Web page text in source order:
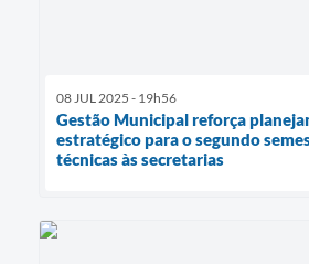
08 JUL 2025 - 19h56
Gestão Municipal reforça
estratégico para o segundo
técnicas às secretarias